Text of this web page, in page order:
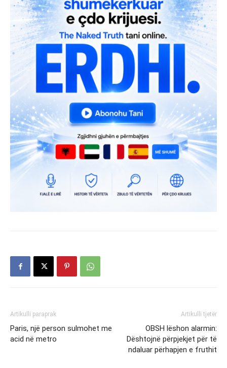
Artikulli paraprak
Paris, një person sulmohet me
acid në metro
Artikulli tjetër
OBSH lëshon alarmin:
Dështojnë përpjekjet për të
ndaluar përhapjen e fruthit